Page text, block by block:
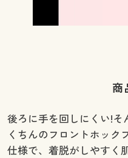
商
後ろに手を回しにくい!そ
くちんのフロントホック
仕様で、着脱がしやすく